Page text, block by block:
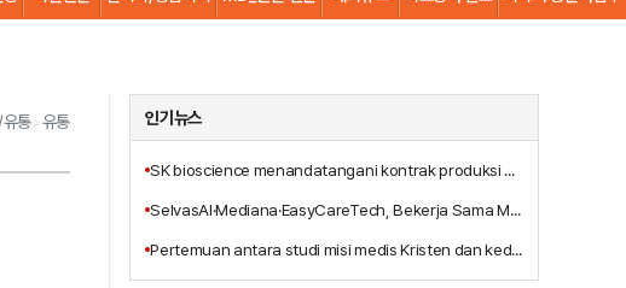
통>유통 인기뉴스
SK bioscience menandatangani kontrak produksi alih daya vaksin Ebola MSD dengan anak perusahaannya, IDT Biologika
SelvasAI·Mediana·EasyCareTech, Bekerja Sama Mengembangkan Solusi Bangsal Pintar Berbasis AI
Pertemuan antara studi misi medis Kristen dan kedokteran integratif, Terbitnya Buku Baru 'Pelayanan Penyembuhan Tritunggal Yesus Kristus'